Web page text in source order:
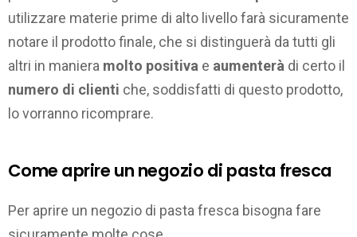
utilizzare materie prime di alto livello farà sicuramente
notare il prodotto finale, che si distinguerà da tutti gli
altri in maniera molto positiva e aumenterà di certo il
numero di clienti che, soddisfatti di questo prodotto,
lo vorranno ricomprare.
Come aprire un negozio di pasta fresca
Per aprire un negozio di pasta fresca bisogna fare